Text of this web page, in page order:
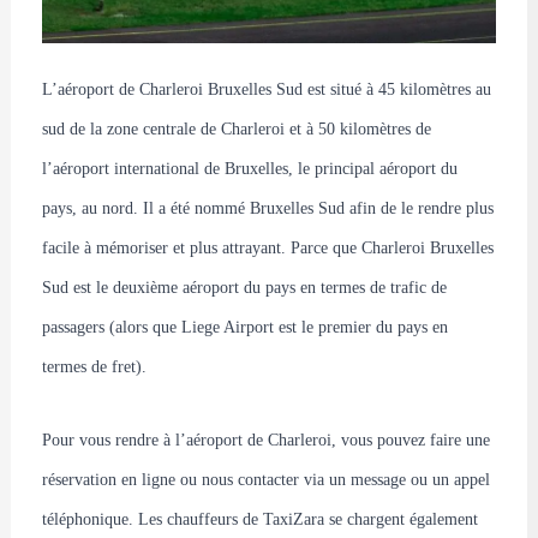
L’aéroport de Charleroi Bruxelles Sud est situé à 45 kilomètres au
sud de la zone centrale de Charleroi et à 50 kilomètres de
l’aéroport international de Bruxelles, le principal aéroport du
pays, au nord. Il a été nommé Bruxelles Sud afin de le rendre plus
facile à mémoriser et plus attrayant. Parce que Charleroi Bruxelles
Sud est le deuxième aéroport du pays en termes de trafic de
passagers (alors que Liege Airport est le premier du pays en
termes de fret).
Pour vous rendre à l’aéroport de Charleroi, vous pouvez faire une
réservation en ligne ou nous contacter via un message ou un appel
téléphonique. Les chauffeurs de TaxiZara se chargent également